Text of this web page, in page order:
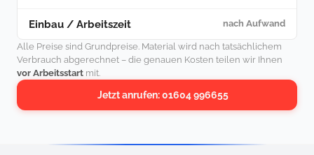
Einbau / Arbeitszeit nach Aufwand
Alle Preise sind Grundpreise. Material wird nach tatsächlichem
Verbrauch abgerechnet – die genauen Kosten teilen wir Ihnen
vor Arbeitsstart mit.
Jetzt anrufen: 01604 996655